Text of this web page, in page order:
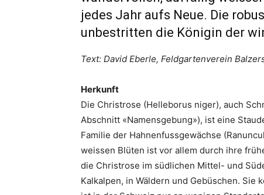
jedes Jahr aufs Neue. Die
unbestritten die Königin der
Text: David Eberle, Feldgartenverein
Herkunft
Die Christrose (Helleborus niger), auch
Abschnitt «Namensgebung»), ist eine
Familie der Hahnenfussgewächse
weissen Blüten ist vor allem durch ihre
die Christrose im südlichen Mittel- und
Kalkalpen, in Wäldern und Gebüschen. Sie